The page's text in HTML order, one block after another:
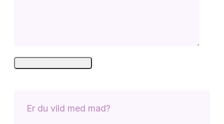
Er du vild med mad?